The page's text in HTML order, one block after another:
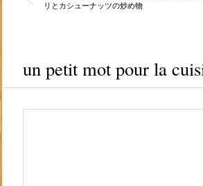
リとカシューナッツの炒め物
un petit mot pour la